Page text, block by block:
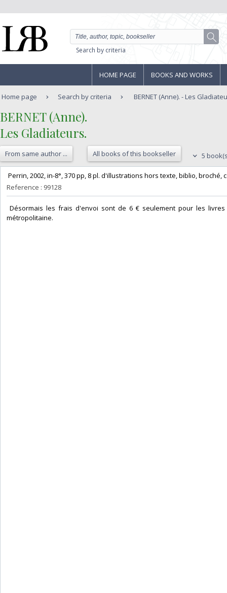
Search by criteria
HOME PAGE BOOKS AND WORKS
Home page Search by criteria BERNET (Anne). - Les
‎BERNET (Anne).‎
‎Les Gladiateurs.‎
From same author ... All books of this bookseller 5
Perrin, 2002, in-8°, 370 pp, 8 pl. d'illustrations hors texte, biblio, broché,
Reference : 99128
Désormais les frais d'envoi sont de 6 € seulement pour les
métropolitaine.‎